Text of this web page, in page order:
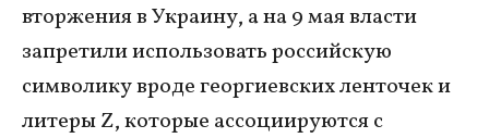
вторжения в Украину, а на 9 мая власти
запретили использовать российскую
символику вроде георгиевских ленточек и
литеры Z, которые ассоциируются с